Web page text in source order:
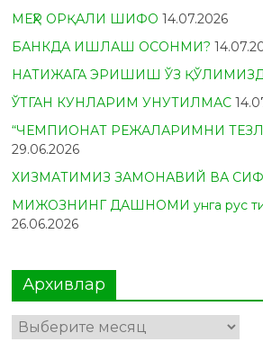
МЕҲР ОРҚАЛИ ШИФО 14.07.2026
БАНКДА ИШЛАШ ОСОНМИ?
НАТИЖАГА ЭРИШИШ ЎЗ
ЎТГАН КУНЛАРИМ УНУТИЛМАС
“ЧЕМПИОНАТ РЕЖАЛАРИМНИ
29.06.2026
ХИЗМАТИМИЗ ЗАМОНАВИЙ ВА
МИЖОЗНИНГ ДАШНОМИ унга рус
26.06.2026
Архивлар
Архивлар